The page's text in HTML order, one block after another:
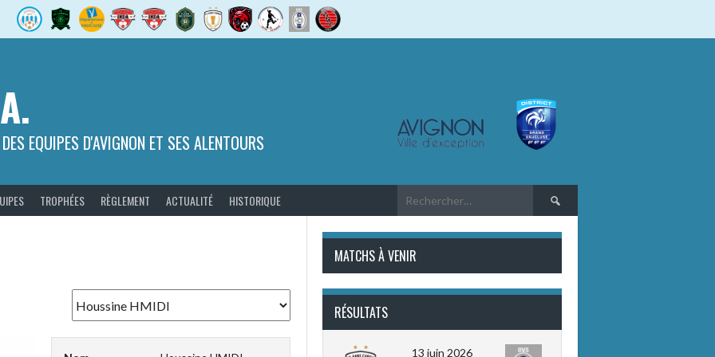
EQUIPES D'AVIGNON ET SES ALENTOURS
TROPHÉES RÈGLEMENT ACTUALITÉ HISTORIQUE Rechercher :
MATCHS À VENIR
RÉSULTATS
13 juin 2026